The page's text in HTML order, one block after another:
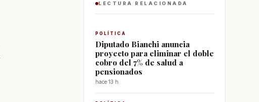
LECTURA RELACIONADA
POLÍTICA
Diputado Bianchi anuncia
proyecto para eliminar el doble
cobro del 7% de salud a
pensionados
hace 13 h